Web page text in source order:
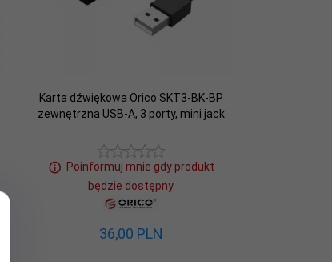
Karta dźwiękowa Orico SKT3-BK-BP
zewnętrzna USB-A, 3 porty, mini jack
Poinformuj mnie gdy produkt
będzie dostępny
36,00 PLN